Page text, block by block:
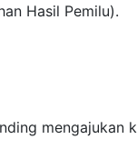
Hasil Pemilu).
mengajukan